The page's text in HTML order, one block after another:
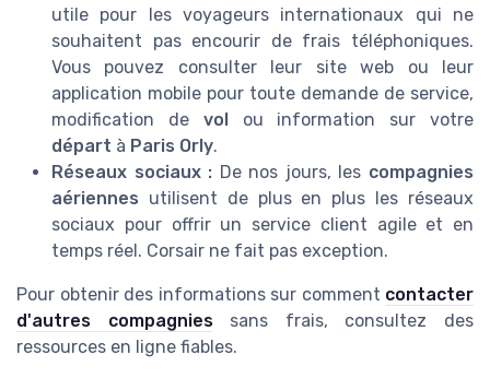
utile pour les voyageurs internationaux qui ne
souhaitent pas encourir de frais téléphoniques.
Vous pouvez consulter leur site web ou leur
application mobile pour toute demande de service,
modification de volou information sur votre
départ à Paris Orly.
Réseaux sociaux : De nos jours, les compagnies
aériennes utilisent de plus en plus les réseaux
sociaux pour offrir un service client agile et en
temps réel. Corsair ne fait pas exception.
Pour obtenir des informations sur comment contacter
d'autres compagniessans frais, consultez des
ressources en ligne fiables.